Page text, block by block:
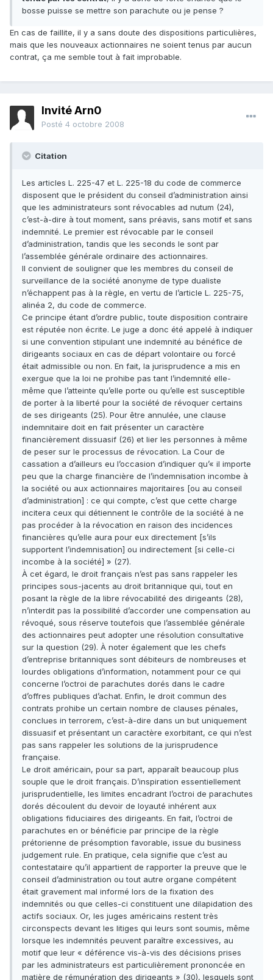
bosse puisse se mettre son parachute ou je pense ?
En cas de faillite, il y a sans doute des dispositions particulières,
mais que les nouveaux actionnaires ne soient tenus par aucun
contrat, ça me semble tout à fait improbable.
Invité Arn0
Posté 4 octobre 2008
Citation
Les articles L. 225-47 et L. 225-18 du code de commerce
disposent que le président du conseil d’administration ainsi
que les administrateurs sont révocables ad nutum (24),
c’est-à-dire à tout moment, sans préavis, sans motif et sans
indemnité. Le premier est révocable par le conseil
d’administration, tandis que les seconds le sont par
l’assemblée générale ordinaire des actionnaires.
Il convient de souligner que les membres du conseil de
surveillance de la société anonyme de type dualiste
n’échappent pas à la règle, en vertu de l’article L. 225-75,
alinéa 2, du code de commerce.
Ce principe étant d’ordre public, toute disposition contraire
est réputée non écrite. Le juge a donc été appelé à indiquer
si une convention stipulant une indemnité au bénéfice de
dirigeants sociaux en cas de départ volontaire ou forcé
était admissible ou non. En fait, la jurisprudence a mis en
exergue que la loi ne prohibe pas tant l’indemnité elle-
même que l’atteinte qu’elle porte ou qu’elle est susceptible
de porter à la liberté pour la société de révoquer certains
de ses dirigeants (25). Pour être annulée, une clause
indemnitaire doit en fait présenter un caractère
financièrement dissuasif (26) et lier les personnes à même
de peser sur le processus de révocation. La Cour de
cassation a d’ailleurs eu l’occasion d’indiquer qu’« il importe
peu que la charge financière de l’indemnisation incombe à
la société ou aux actionnaires majoritaires [ou au conseil
d’administration] : ce qui compte, c’est que cette charge
incitera ceux qui détiennent le contrôle de la société à ne
pas procéder à la révocation en raison des incidences
financières qu’elle aura pour eux directement [s’ils
supportent l’indemnisation] ou indirectement [si celle-ci
incombe à la société] » (27).
À cet égard, le droit français n’est pas sans rappeler les
principes sous-jacents au droit britannique qui, tout en
posant la règle de la libre révocabilité des dirigeants (28),
n’interdit pas la possibilité d’accorder une compensation au
révoqué, sous réserve toutefois que l’assemblée générale
des actionnaires peut adopter une résolution consultative
sur la question (29). À noter également que les chefs
d’entreprise britanniques sont débiteurs de nombreuses et
lourdes obligations d’information, notamment pour ce qui
concerne l’octroi de parachutes dorés dans le cadre
d’offres publiques d’achat. Enfin, le droit commun des
contrats prohibe un certain nombre de clauses pénales,
conclues in terrorem, c’est-à-dire dans un but uniquement
dissuasif et présentant un caractère exorbitant, ce qui n’est
pas sans rappeler les solutions de la jurisprudence
française.
Le droit américain, pour sa part, apparaît beaucoup plus
souple que le droit français. D’inspiration essentiellement
jurisprudentielle, les limites encadrant l’octroi de parachutes
dorés découlent du devoir de loyauté inhérent aux
obligations fiduciaires des dirigeants. En fait, l’octroi de
parachutes en or bénéficie par principe de la règle
prétorienne de présomption favorable, issue du business
judgement rule. En pratique, cela signifie que c’est au
contestataire qu’il appartient de rapporter la preuve que le
conseil d’administration ou tout autre organe compétent
était gravement mal informé lors de la fixation des
indemnités ou que celles-ci constituent une dilapidation des
actifs sociaux. Or, les juges américains restent très
circonspects devant les litiges qui leurs sont soumis, même
lorsque les indemnités peuvent paraître excessives, au
motif que leur « déférence vis-à-vis des décisions prises
par les administrateurs est particulièrement prononcée en
matière de rémunération des dirigeants » (30), lesquels sont